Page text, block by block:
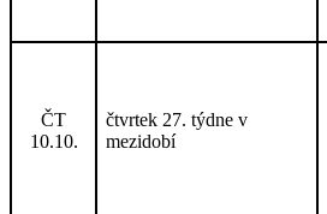
ČT
10.10.
čtvrtek 27. týdne v
mezidobí